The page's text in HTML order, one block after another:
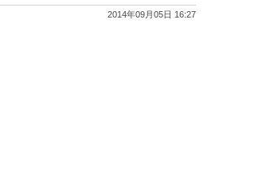
2014年09月05日 16:27